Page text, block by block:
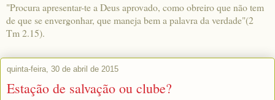
"Procura apresentar-te a Deus aprovado, como obreiro que não tem
de que se envergonhar, que maneja bem a palavra da verdade"(2
Tm 2.15).
quinta-feira, 30 de abril de 2015
Estação de salvação ou clube?